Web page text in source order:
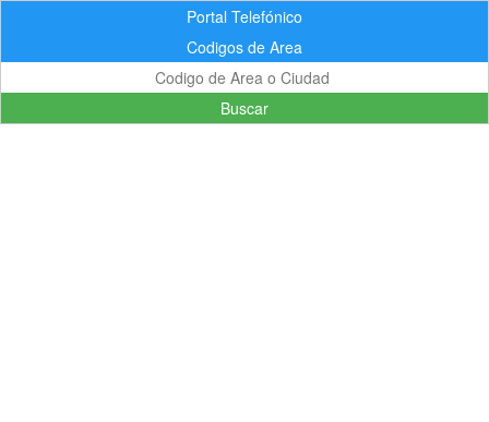
Portal Telefónico
Codigos de Area
Buscar